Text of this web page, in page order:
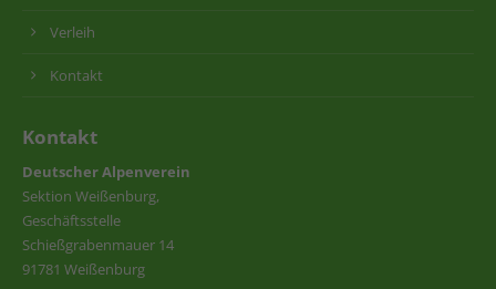
Verleih
Kontakt
Kontakt
Deutscher Alpenverein
Sektion Weißenburg,
Geschäftsstelle
Schießgrabenmauer 14
91781 Weißenburg